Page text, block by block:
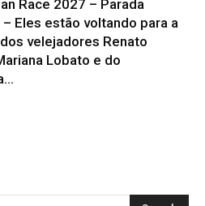
Race 2027 – Parada
Eles estão voltando para a
velejadores Renato
Lobato e do